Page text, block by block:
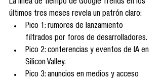
La línea de tiempo de Google Trends en los
últimos tres meses revela un patrón claro:
Pico 1: rumores de lanzamiento
filtrados por foros de desarrolladores.
Pico 2: conferencias y eventos de IA en
Silicon Valley.
Pico 3: anuncios en medios y acceso